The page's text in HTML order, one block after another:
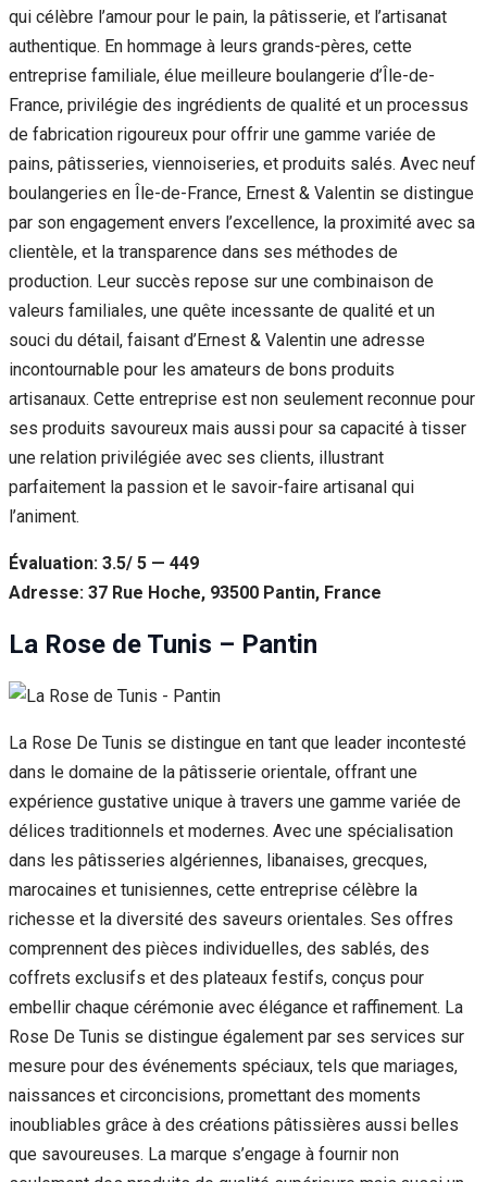
qui célèbre l’amour pour le pain, la pâtisserie, et l’artisanat
authentique. En hommage à leurs grands-pères, cette
entreprise familiale, élue meilleure boulangerie d’Île-de-
France, privilégie des ingrédients de qualité et un processus
de fabrication rigoureux pour offrir une gamme variée de
pains, pâtisseries, viennoiseries, et produits salés. Avec neuf
boulangeries en Île-de-France, Ernest & Valentin se distingue
par son engagement envers l’excellence, la proximité avec sa
clientèle, et la transparence dans ses méthodes de
production. Leur succès repose sur une combinaison de
valeurs familiales, une quête incessante de qualité et un
souci du détail, faisant d’Ernest & Valentin une adresse
incontournable pour les amateurs de bons produits
artisanaux. Cette entreprise est non seulement reconnue pour
ses produits savoureux mais aussi pour sa capacité à tisser
une relation privilégiée avec ses clients, illustrant
parfaitement la passion et le savoir-faire artisanal qui
l’animent.
Évaluation: 3.5/ 5 — 449
Adresse: 37 Rue Hoche, 93500 Pantin, France
La Rose de Tunis – Pantin
La Rose De Tunis se distingue en tant que leader incontesté
dans le domaine de la pâtisserie orientale, offrant une
expérience gustative unique à travers une gamme variée de
délices traditionnels et modernes. Avec une spécialisation
dans les pâtisseries algériennes, libanaises, grecques,
marocaines et tunisiennes, cette entreprise célèbre la
richesse et la diversité des saveurs orientales. Ses offres
comprennent des pièces individuelles, des sablés, des
coffrets exclusifs et des plateaux festifs, conçus pour
embellir chaque cérémonie avec élégance et raffinement. La
Rose De Tunis se distingue également par ses services sur
mesure pour des événements spéciaux, tels que mariages,
naissances et circoncisions, promettant des moments
inoubliables grâce à des créations pâtissières aussi belles
que savoureuses. La marque s’engage à fournir non